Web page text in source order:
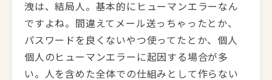
洩は、結局人。基本的にヒューマンエラーなん
ですよね。間違えてメール送っちゃったとか、
パスワードを良くないやつ使ってたとか、個人
個人のヒューマンエラーに起因する場合が多
い。人を含めた全体での仕組みとして作らない